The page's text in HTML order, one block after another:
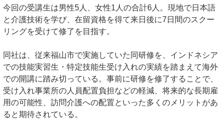
今回の受講生は男性5人、女性1人の合計6人。現地で日本語
と介護技術を学び、在留資格を得て来日後に7日間のスクー
リングを受けて修了を目指す。
同社は、従来福山市で実施していた同研修を、インドネシア
での技能実習生・特定技能生受け入れの実績を踏まえて海外
での開講に踏み切っている。事前に研修を修了することで、
受け入れ事業所の人員配置負担などの軽減、将来的な長期雇
用の可能性、訪問介護への配置といった多くのメリットがあ
ると期待されている。